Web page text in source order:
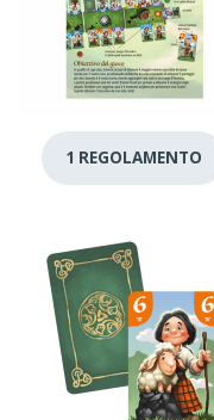
1 REGOLAMENTO